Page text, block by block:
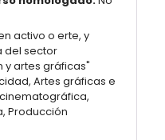
activo o erte, y
del sector
y artes gráficas"
Artes gráficas e
Producción